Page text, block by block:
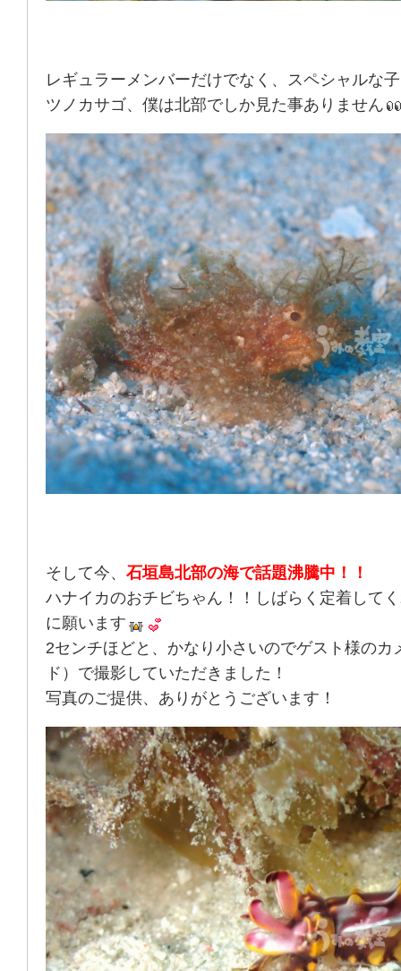
レギュラーメンバーだけでなく、スペシャルな
ツノカサゴ、僕は北部でしか見た事ありません
そして今、 石垣島北部の海で話題沸騰中！！
ハナイカのおチビちゃん！！しばらく定着して
に願います
2センチほどと、かなり小さいのでゲスト様のカ
ド）で撮影していただきました！
写真のご提供、ありがとうございます！